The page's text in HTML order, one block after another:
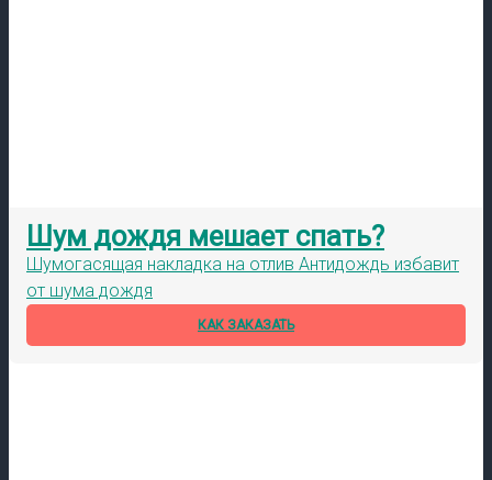
Шум дождя мешает спать?
Шумогасящая накладка на отлив Антидождь избавит
от шума дождя
КАК ЗАКАЗАТЬ